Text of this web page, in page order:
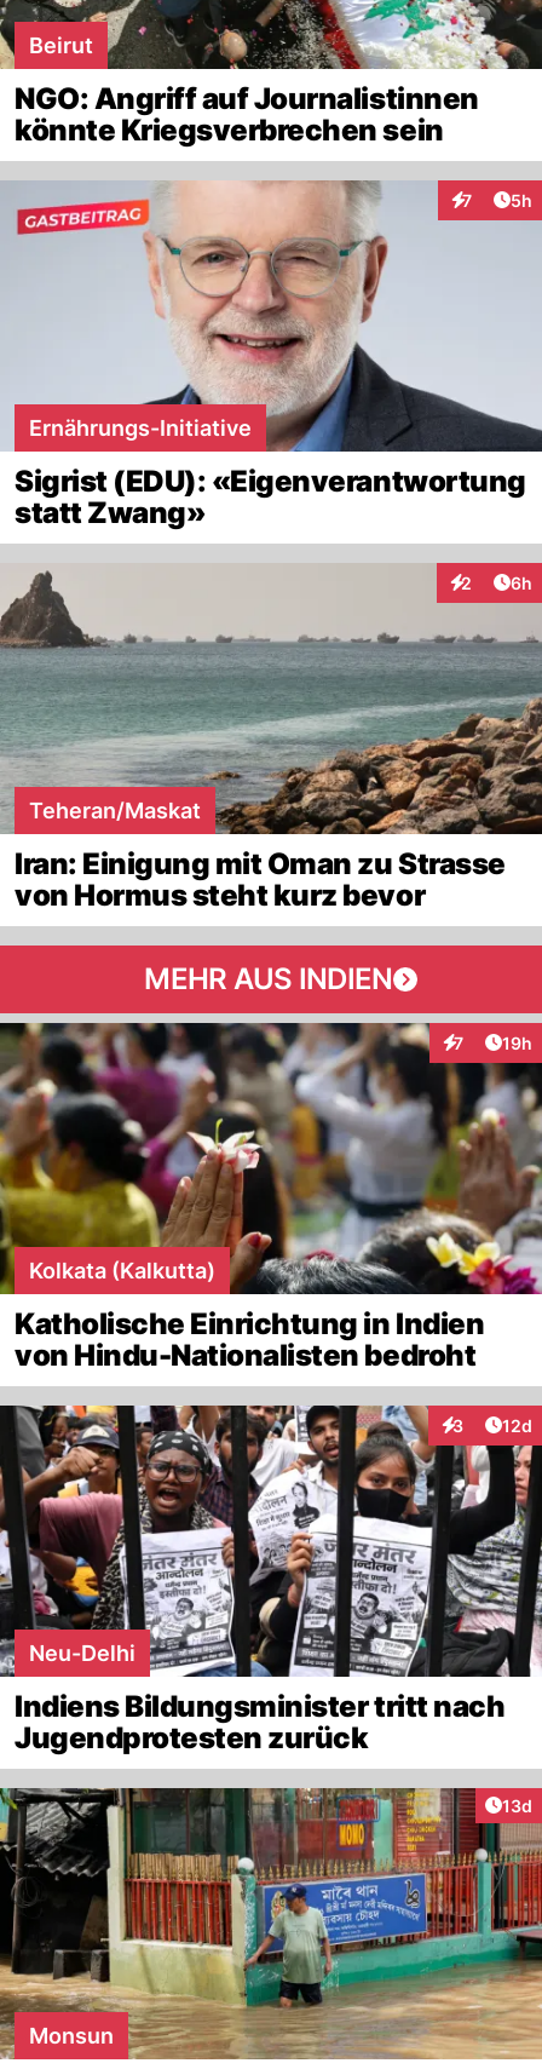
Beirut
NGO: Angriff auf Journalistinnen
könnte Kriegsverbrechen sein
7 5h
Ernährungs-Initiative
Sigrist (EDU): «Eigenverantwortung
statt Zwang»
2 6h
Teheran/Maskat
Iran: Einigung mit Oman zu Strasse
von Hormus steht kurz bevor
MEHR AUS INDIEN
7 19h
Kolkata (Kalkutta)
Katholische Einrichtung in Indien
von Hindu-Nationalisten bedroht
3
Interaktionen
12d
Neu-Delhi
Indiens Bildungsminister tritt nach
Jugendprotesten zurück
13d
Monsun